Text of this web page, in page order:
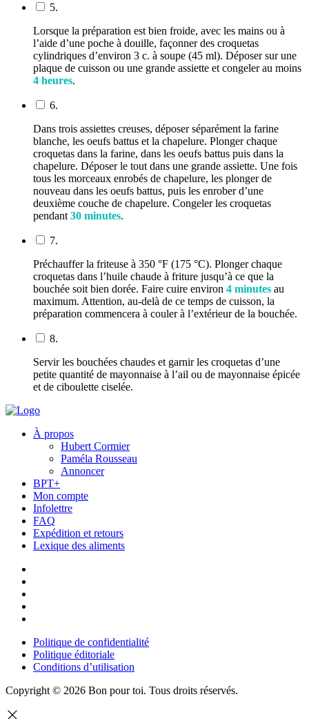
5.
Lorsque la préparation est bien froide, avec les mains ou à
l’aide d’une poche à douille, façonner des croquetas
cylindriques d’environ 3 c. à soupe (45 ml). Déposer sur une
plaque de cuisson ou une grande assiette et congeler au moins
4 heures.
6.
Dans trois assiettes creuses, déposer séparément la farine
blanche, les oeufs battus et la chapelure. Plonger chaque
croquetas dans la farine, dans les oeufs battus puis dans la
chapelure. Déposer le tout dans une grande assiette. Une fois
tous les morceaux enrobés de chapelure, les plonger de
nouveau dans les oeufs battus, puis les enrober d’une
deuxième couche de chapelure. Congeler les croquetas
pendant 30 minutes.
7.
Préchauffer la friteuse à 350 °F (175 °C). Plonger chaque
croquetas dans l’huile chaude à friture jusqu’à ce que la
bouchée soit bien dorée. Faire cuire environ 4 minutes au
maximum. Attention, au-delà de ce temps de cuisson, la
préparation commencera à couler à l’extérieur de la bouchée.
8.
Servir les bouchées chaudes et garnir les croquetas d’une
petite quantité de mayonnaise à l’ail ou de mayonnaise épicée
et de ciboulette ciselée.
À propos
Hubert Cormier
Paméla Rousseau
Annoncer
BPT+
Mon compte
Infolettre
FAQ
Expédition et retours
Lexique des aliments
Politique de confidentialité
Politique éditoriale
Conditions d’utilisation
Copyright © 2026 Bon pour toi. Tous droits réservés.